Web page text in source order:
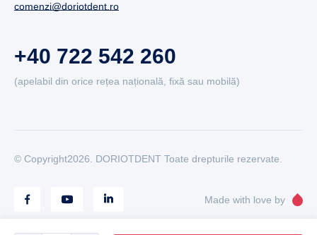
comenzi@doriotdent.ro
+40 722 542 260
(apelabil din orice rețea națională, fixă sau mobilă)
© Copyright2026. DORIOTDENT Toate drepturile rezervate.
Made with love by